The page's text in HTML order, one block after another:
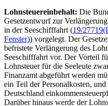
Lohnsteuereinbehalt: Die
Gesetzentwurf zur
in der Seeschifffahrt (19/27719
Fenster)) vorgelegt. Der
befristete Verlängerung des
Seeschifffahrt vor. Der Vorteil
Lohnsteuer für die Seeleute
Finanzamt abgeführt werden
ein Teil der Personalkosten,
Deutschland
Darüber hinaus werde der